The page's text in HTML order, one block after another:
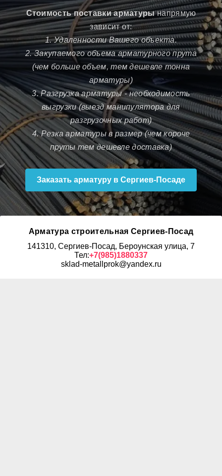
Стоимость поставки арматурынапрямую
зависит от:
1. Удаленности Вашего объекта.
2. Закупаемого объема арматурного прута
(чем больше объем, тем дешевле тонна
арматуры)
3. Разгрузка арматуры - необходимость
выгрузки (выезд манипулятора для
разгрузочных работ)
4. Резка арматуры в размер (чем короче
пруты тем дешевле доставка)
Заказать арматуру в Сергиев-Посаде
Арматура строительная Сергиев-Посад
141310, Сергиев-Посад, Бероунская улица, 7
Тел:+7(985)1880337
sklad-metallprok@yandex.ru